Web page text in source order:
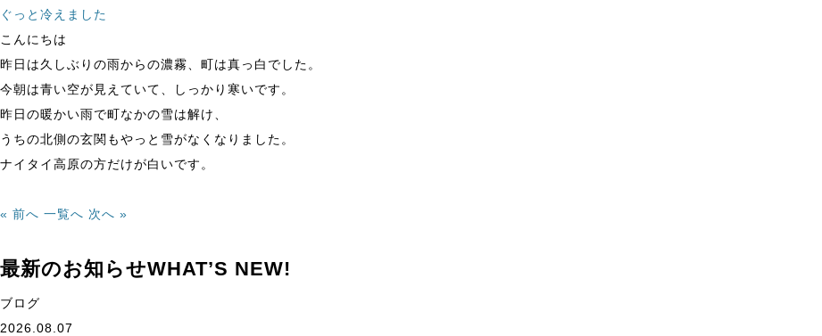
ぐっと冷えました
こんにちは
昨日は久しぶりの雨からの濃霧、町は真っ白でした。
今朝は青い空が見えていて、しっかり寒いです。
昨日の暖かい雨で町なかの雪は解け、
うちの北側の玄関もやっと雪がなくなりました。
ナイタイ高原の方だけが白いです。
« 前へ 一覧へ 次へ »
最新のお知らせWHAT’S NEW!
ブログ
2026.08.07